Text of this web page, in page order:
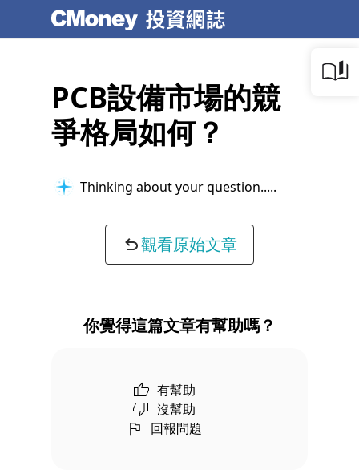
PCB設備市場的競
爭格局如何？
Thinking about your question...
觀看原始文章
你覺得這篇文章有幫助嗎？
有幫助
沒幫助
回報問題